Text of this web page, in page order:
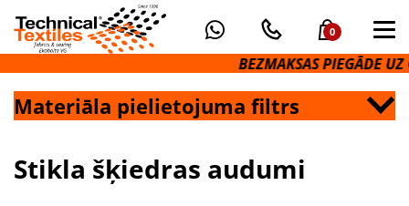
0
BEZMAKSAS PIEGĀDE
Materiāla pielietojuma filtrs
Stikla šķiedras audumi